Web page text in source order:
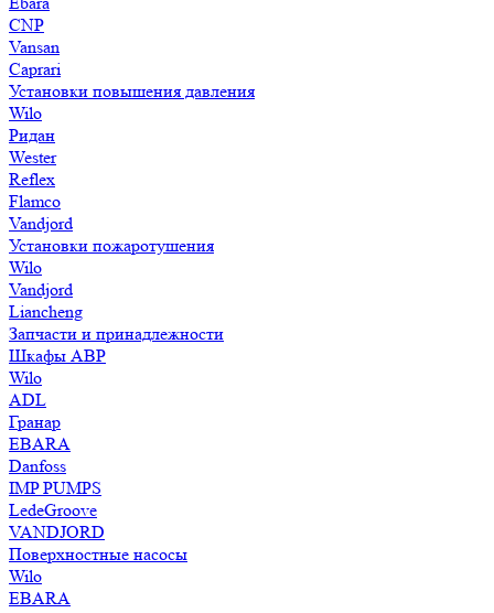
CNP
Vansan
Caprari
Установки повышения давления
Wilo
Ридан
Wester
Reflex
Flamco
Vandjord
Установки пожаротушения
Wilo
Vandjord
Liancheng
Запчасти и принадлежности
Шкафы АВР
Wilo
ADL
Гранар
EBARA
Danfoss
IMP PUMPS
LedeGroove
VANDJORD
Поверхностные насосы
Wilo
EBARA